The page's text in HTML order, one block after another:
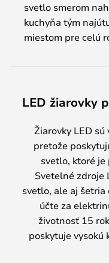
svetlo smerom
kuchyňa tým
miestom pre celú
LED žiarovky
Žiarovky LED
pretože
svetlo, ktoré
Svetelné zdroje
svetlo, ale aj šetria
účte za
životnosť 15
poskytuje